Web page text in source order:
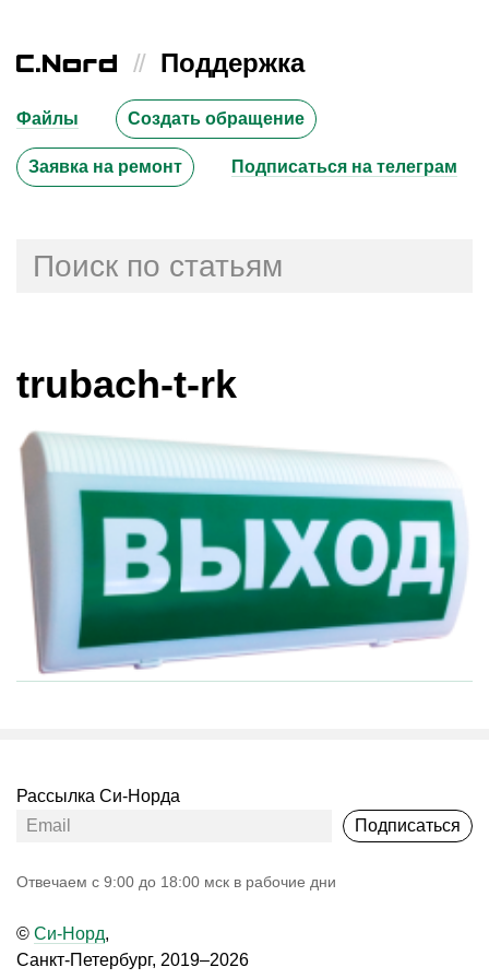
// Поддержка
Файлы Создать обращение
Заявка на ремонт Подписаться на телеграм
trubach-t-rk
Рассылка Си-Норда
Подписаться
Oтвечаем с 9:00 до 18:00 мск в рабочие дни
© Си-Норд,
Санкт-Петербург, 2019–2026